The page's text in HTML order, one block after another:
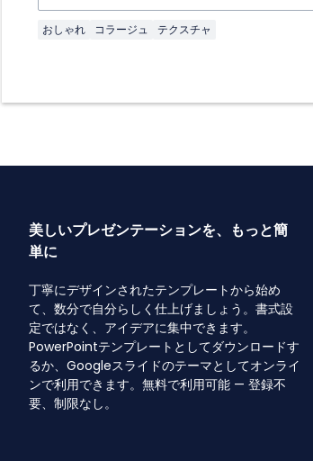
おしゃれ コラージュ テクスチャ
美しいプレゼンテーションを、もっと簡
単に
丁寧にデザインされたテンプレートから始め
て、数分で自分らしく仕上げましょう。書式設
定ではなく、アイデアに集中できます。
PowerPointテンプレートとしてダウンロードす
るか、Googleスライドのテーマとしてオンライ
ンで利用できます。無料で利用可能 — 登録不
要、制限なし。